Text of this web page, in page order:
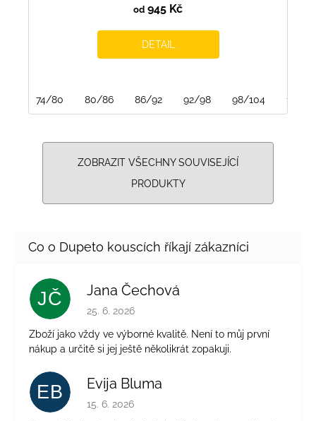
od 945 Kč
DETAIL
74/80 80/86 86/92 92/98 98/104 116/
ZOBRAZIT VŠECHNY SOUVISEJÍCÍ
PRODUKTY
JČ Jana Čechová
Hodnocení obchodu je 5 z 5 hvězdiček.
25. 6. 2026
Zboží jako vždy ve výborné kvalitě. Není to můj první
nákup a určitě si jej ještě několikrát zopakuji.
EB Evija Bluma
Hodnocení obchodu je 5 z 5 hvězdiček.
15. 6. 2026